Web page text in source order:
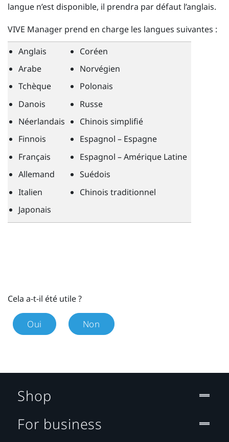
langue n’est disponible, il prendra par défaut l’anglais.
VIVE Manager prend en charge les langues suivantes :
Anglais
Arabe
Tchèque
Danois
Néerlandais
Finnois
Français
Allemand
Italien
Japonais
Coréen
Norvégien
Polonais
Russe
Chinois simplifié
Espagnol – Espagne
Espagnol – Amérique Latine
Suédois
Chinois traditionnel
Cela a-t-il été utile ?
Oui Non
Shop
For business